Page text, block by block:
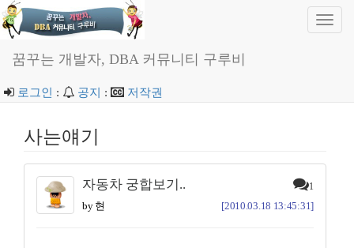
꿈꾸는 개발자, DBA 커뮤니티 구루비
로그인 : 공지 : 저작권
사는얘기
자동차 궁합보기.. 1
by 현 [2010.03.18 13:45:31]